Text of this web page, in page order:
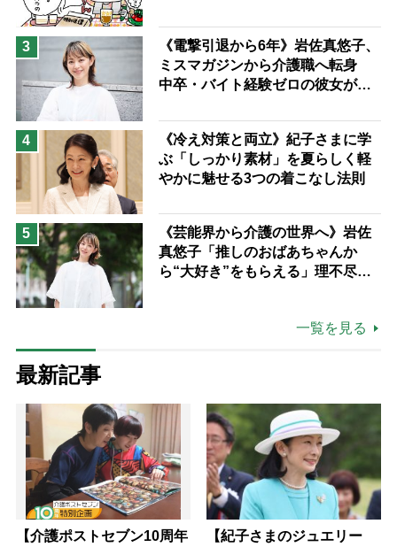
3
《電撃引退から6年》岩佐真悠子、
ミスマガジンから介護職へ転身
中卒・バイト経験ゼロの彼女が見
ながら自分らしくいられる」
4
《冷え対策と両立》紀子さまに学
ぶ「しっかり素材」を夏らしく軽
やかに魅せる3つの着こなし法則
5
《芸能界から介護の世界へ》岩佐
真悠子「推しのおばあちゃんか
ら“大好き”をもらえる」理不尽さ
一覧を見る
最新記事
【介護ポストセブン10周年
【紀子さまのジュエリー